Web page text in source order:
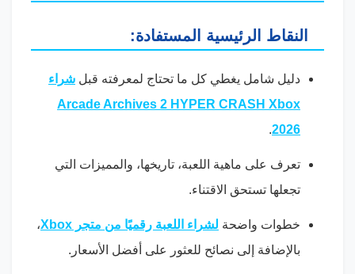
النقاط الرئيسية المستفادة:
دليل شامل يغطي كل ما تحتاج لمعرفته قبل شراء
Arcade Archives 2 HYPER CRASH Xbox
2026
.
تعرف على ماهية اللعبة، تاريخها، والمميزات التي
تجعلها تستحق الاقتناء.
خطوات واضحة لشراء اللعبة رقميًا من متجر Xbox
،
بالإضافة إلى نصائح للعثور على أفضل الأسعار.